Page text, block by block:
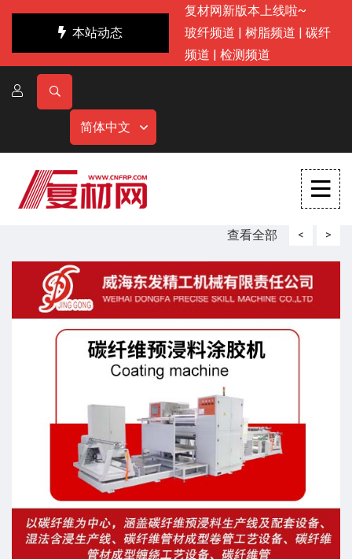
本站动态
复材网新版本上线啦~
玻纤频道 | 树脂频道 | 碳纤
频道 | 检测频道
简体中文
查看全部 < >